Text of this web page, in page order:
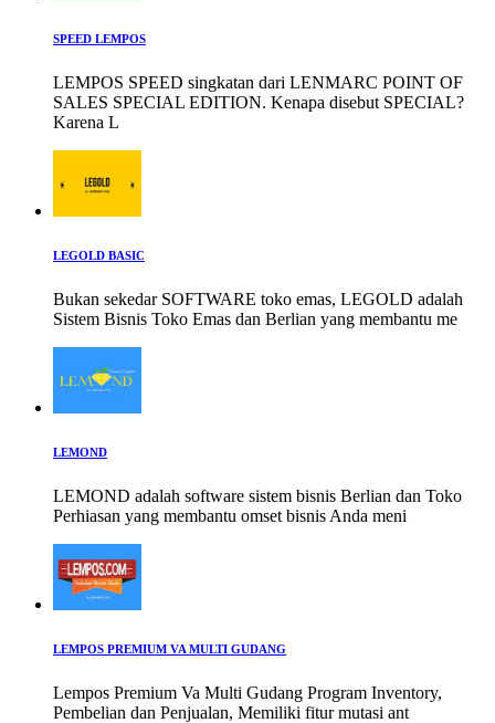
SPEED LEMPOS
LEMPOS SPEED singkatan dari LENMARC POINT OF
SALES SPECIAL EDITION. Kenapa disebut SPECIAL?
Karena L
LEGOLD BASIC
Bukan sekedar SOFTWARE toko emas, LEGOLD adalah
Sistem Bisnis Toko Emas dan Berlian yang membantu me
LEMOND
LEMOND adalah software sistem bisnis Berlian dan Toko
Perhiasan yang membantu omset bisnis Anda meni
LEMPOS PREMIUM VA MULTI GUDANG
Lempos Premium Va Multi Gudang Program Inventory,
Pembelian dan Penjualan, Memiliki fitur mutasi ant